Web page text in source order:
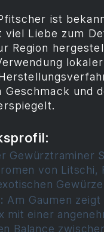
ist
viel Liebe zum
Region
Geschmack und
Gewürztraminer
von Litschi,
Am Gaumen
mit einer
Balance